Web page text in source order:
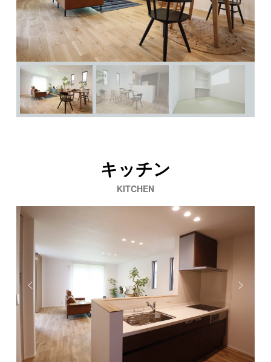
キッチン
KITCHEN